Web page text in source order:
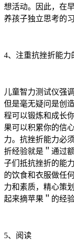
想活动。因此，在
养孩子独立思考的
4、注重抗挫折能力
儿童智力测试仪强
但是毫无疑问是创
程可以锻炼和成长
果可以积累你的信
力。抗挫折能力必
折经验就是＂通过
子们抵抗挫折的能
的饮食和衣服做任
力和素质，精心策
起来摘苹果＂的经验
5、阅读